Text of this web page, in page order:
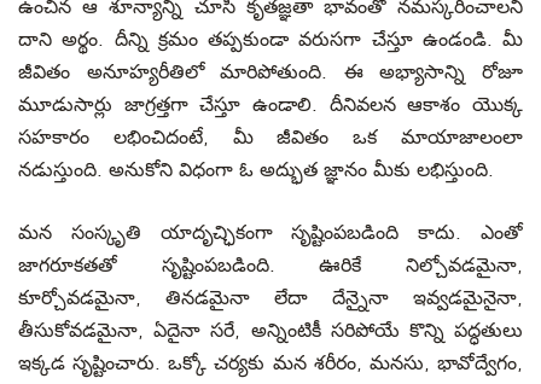
ఉంచిన ఆ శూన్యాన్ని చూసి కృతజ్ఞతా భావంతో నమస్కరించాలని
దాని అర్థం. దీన్ని క్రమం తప్పకుండా వరుసగా చేస్తూ ఉండండి. మీ
జీవితం అనూహ్యరీతిలో మారిపోతుంది. ఈ అభ్యాసాన్ని రోజూ
మూడుసార్లు జాగ్రత్తగా చేస్తూ ఉండాలి. దీనివలన ఆకాశం యొక్క
సహకారం లభించిదంటే, మీ జీవితం ఒక మాయాజాలంలా
నడుస్తుంది. అనుకోని విధంగా ఓ అద్భుత జ్ఞానం మీకు లభిస్తుంది.
మన సంస్కృతి యాదృచ్ఛికంగా సృష్టింపబడింది కాదు. ఎంతో
జాగరూకతతో సృష్టింపబడింది. ఊరికే నిల్చోవడమైనా,
కూర్చోవడమైనా, తినడమైనా లేదా దేన్నైనా ఇవ్వడమైనైనా,
తీసుకోవడమైనా, ఏదైనా సరే, అన్నింటికీ సరిపోయే కొన్ని పద్ధతులు
ఇక్కడ సృష్టించారు. ఒక్కో చర్యకు మన శరీరం, మనసు, భావోద్వేగం,